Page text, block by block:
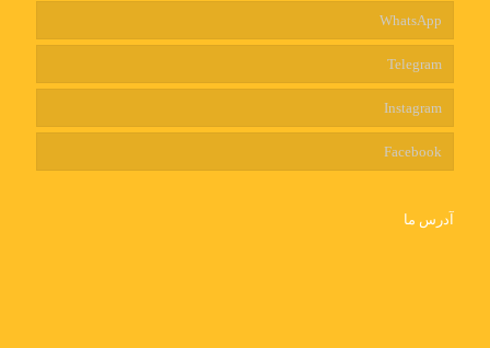
WhatsApp
Telegram
Instagram
Facebook
آدرس ما